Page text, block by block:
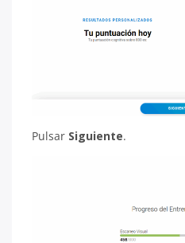
Pulsar Siguiente.